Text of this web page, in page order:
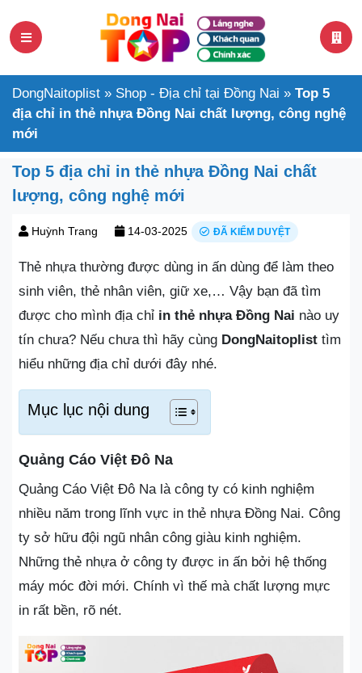
DongNaitoplist » Shop - Địa chỉ tại Đồng Nai » Top 5
địa chỉ in thẻ nhựa Đồng Nai chất lượng, công nghệ
mới
Top 5 địa chỉ in thẻ nhựa Đồng Nai chất
lượng, công nghệ mới
Huỳnh Trang 14-03-2025 ĐÃ KIỂM DUYỆT
Thẻ nhựa thường được dùng in ấn dùng để làm theo
sinh viên, thẻ nhân viên, giữ xe,… Vậy bạn đã tìm
được cho mình địa chỉ in thẻ nhựa Đồng Nai nào uy
tín chưa? Nếu chưa thì hãy cùng DongNaitoplist tìm
hiểu những địa chỉ dưới đây nhé.
Mục lục nội dung
Quảng Cáo Việt Đô Na
Quảng Cáo Việt Đô Na là công ty có kinh nghiệm
nhiều năm trong lĩnh vực in thẻ nhựa Đồng Nai. Công
ty sở hữu đội ngũ nhân công giàu kinh nghiệm.
Những thẻ nhựa ở công ty được in ấn bởi hệ thống
máy móc đời mới. Chính vì thế mà chất lượng mực
in rất bền, rõ nét.